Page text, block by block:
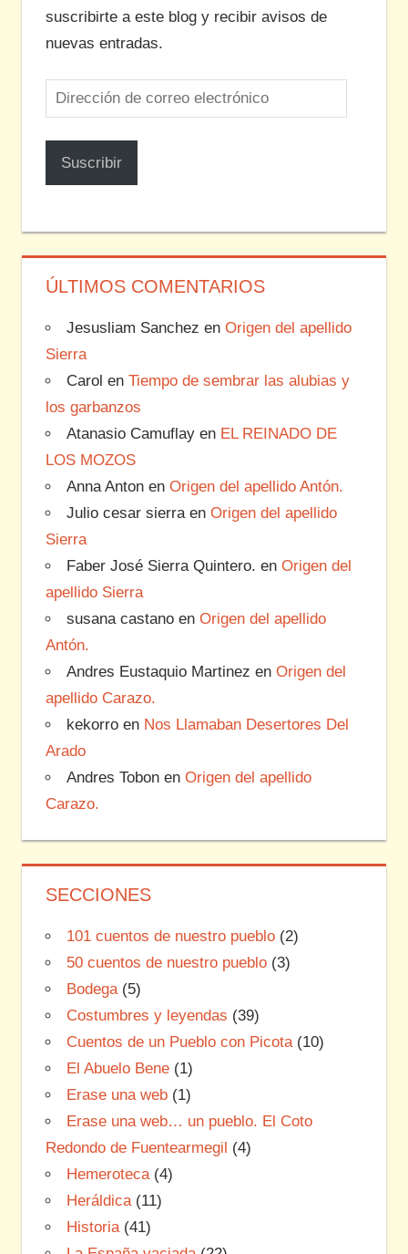
suscribirte a este blog y recibir avisos de
nuevas entradas.
Dirección
de
correo
electrónico
Suscribir
ÚLTIMOS COMENTARIOS
Jesusliam Sanchez en Origen del apellido
Sierra
Carol en Tiempo de sembrar las alubias y
los garbanzos
Atanasio Camuflayen EL REINADO DE
LOS MOZOS
Anna Antonen Origen del apellido Antón.
Julio cesar sierraen Origen del apellido
Sierra
Faber José Sierra Quintero. en Origen del
apellido Sierra
susana castanoen Origen del apellido
Antón.
Andres Eustaquio Martinez en Origen del
apellido Carazo.
kekorroen Nos Llamaban Desertores Del
Arado
Andres Tobonen Origen del apellido
Carazo.
SECCIONES
101 cuentos de nuestro pueblo(2)
50 cuentos de nuestro pueblo(3)
Bodega(5)
Costumbres y leyendas (39)
Cuentos de un Pueblo con Picota(10)
El Abuelo Bene(1)
Erase una web(1)
Erase una web… un pueblo. El Coto
Redondo de Fuentearmegil (4)
Hemeroteca(4)
Heráldica(11)
Historia(41)